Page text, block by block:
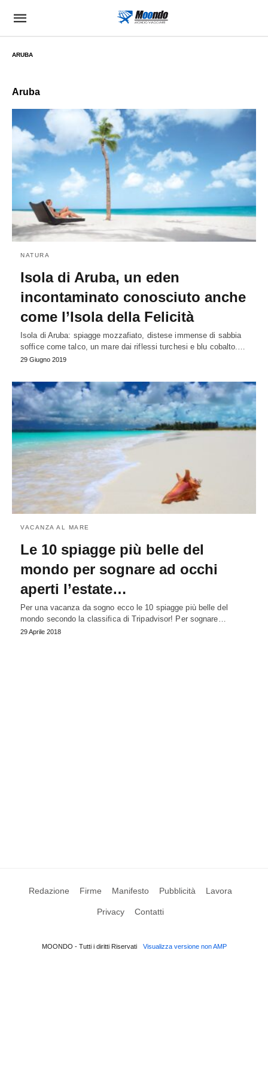
ARUBA
Aruba
NATURA
Isola di Aruba, un eden
incontaminato conosciuto anche
come l’Isola della Felicità
Isola di Aruba: spiagge mozzafiato, distese immense di sabbia
soffice come talco, un mare dai riflessi turchesi e blu cobalto.…
29 Giugno 2019
VACANZA AL MARE
Le 10 spiagge più belle del
mondo per sognare ad occhi
aperti l’estate…
Per una vacanza da sogno ecco le 10 spiagge più belle del
mondo secondo la classifica di Tripadvisor! Per sognare…
29 Aprile 2018
Redazione Firme Manifesto Pubblicità Lavora
Privacy Contatti
MOONDO - Tutti i diritti Riservati Visualizza versione non AMP